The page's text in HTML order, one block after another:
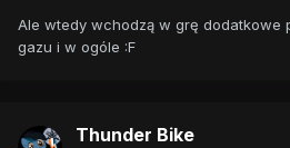
Ale wtedy wchodzą w grę dodatkowe
gazu i w ogóle :F
Thunder Bike